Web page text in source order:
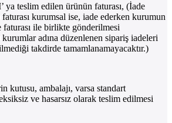
teslim edilen ürünün faturası, (İade
kurumsal ise, iade ederken kurumun
ile birlikte gönderilmesi
kurumlar adına düzenlenen sipariş iadeleri
takdirde tamamlanamayacaktır.)
kutusu, ambalajı, varsa standart
ve hasarsız olarak teslim edilmesi